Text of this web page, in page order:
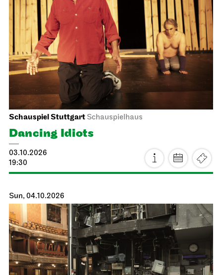
Schauspiel Stuttgart Schauspielhaus
Dancing Idiots
03.10.2026
19:30
Sun, 04.10.2026